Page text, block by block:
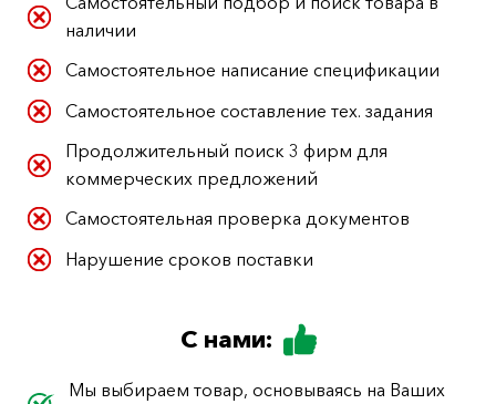
наличии
Самостоятельное написание спецификации
Самостоятельное составление тех. задания
Продолжительный поиск 3 фирм для
коммерческих предложений
Самостоятельная проверка документов
Нарушение сроков поставки
С нами:
Мы выбираем товар, основываясь на Ваших